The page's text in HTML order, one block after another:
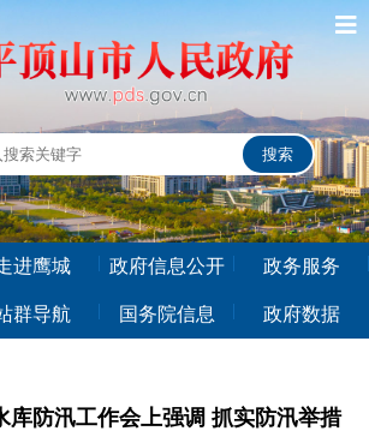
进鹰城 政府信息公开 政务服务
群导航 国务院信息 政府数据
库防汛工作会上强调 抓实防汛举措